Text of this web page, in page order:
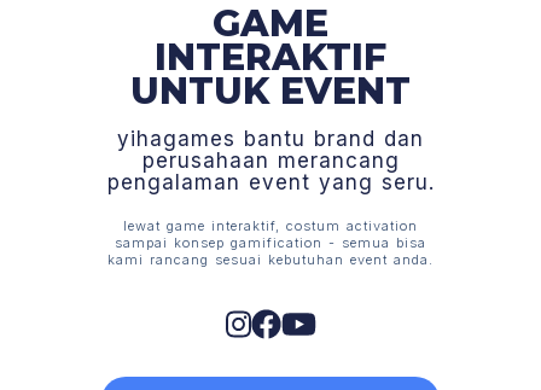
GAME
INTERAKTIF
UNTUK EVENT
yihagames bantu brand dan
perusahaan merancang
pengalaman event yang seru.
lewat game interaktif, costum activation
sampai konsep gamification - semua bisa
kami rancang sesuai kebutuhan event anda.